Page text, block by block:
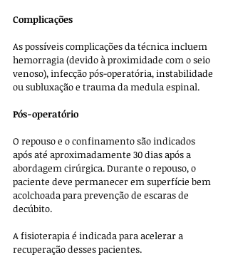
Complicações
As possíveis complicações da técnica incluem
hemorragia (devido à proximidade com o seio
venoso), infecção pós-operatória, instabilidade
ou subluxação e trauma da medula espinal.
Pós-operatório
O repouso e o confinamento são indicados
após até aproximadamente 30 dias após a
abordagem cirúrgica. Durante o repouso, o
paciente deve permanecer em superfície bem
acolchoada para prevenção de escaras de
decúbito.
A fisioterapia é indicada para acelerar a
recuperação desses pacientes.